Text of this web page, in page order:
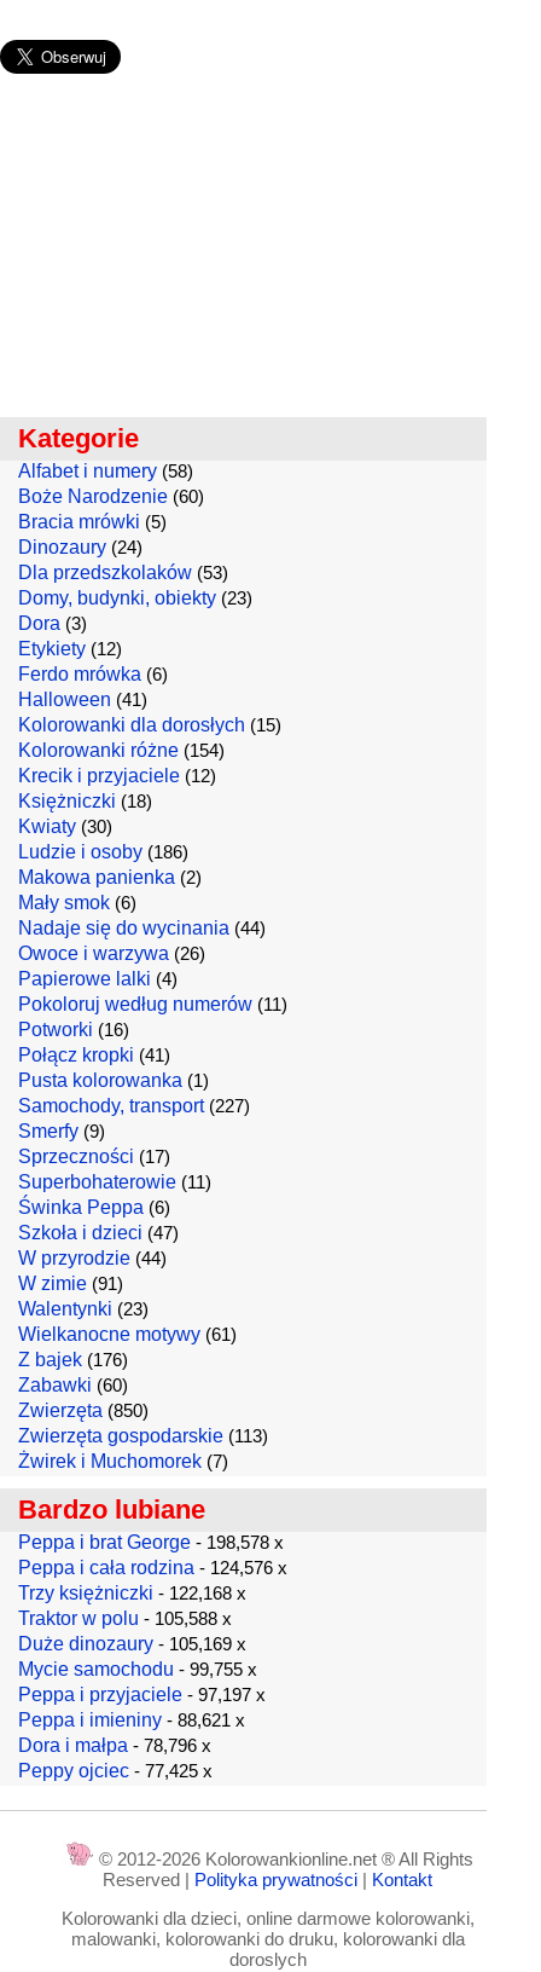
Kategorie
Alfabet i numery (58)
Boże Narodzenie (60)
Bracia mrówki (5)
Dinozaury (24)
Dla przedszkolaków (53)
Domy, budynki, obiekty (23)
Dora (3)
Etykiety (12)
Ferdo mrówka (6)
Halloween (41)
Kolorowanki dla dorosłych (15)
Kolorowanki różne (154)
Krecik i przyjaciele (12)
Księżniczki (18)
Kwiaty (30)
Ludzie i osoby (186)
Makowa panienka (2)
Mały smok (6)
Nadaje się do wycinania (44)
Owoce i warzywa (26)
Papierowe lalki (4)
Pokoloruj według numerów (11)
Potworki (16)
Połącz kropki (41)
Pusta kolorowanka (1)
Samochody, transport(227)
Smerfy (9)
Sprzeczności (17)
Superbohaterowie (11)
Świnka Peppa (6)
Szkoła i dzieci (47)
W przyrodzie (44)
W zimie (91)
Walentynki (23)
Wielkanocne motywy (61)
Z bajek (176)
Zabawki (60)
Zwierzęta (850)
Zwierzęta gospodarskie (113)
Żwirek i Muchomorek (7)
Bardzo lubiane
Peppa i brat George - 198,578 x
Peppa i cała rodzina - 124,576 x
Trzy księżniczki - 122,168 x
Traktor w polu - 105,588 x
Duże dinozaury - 105,169 x
Mycie samochodu - 99,755 x
Peppa i przyjaciele - 97,197 x
Peppa i imieniny - 88,621 x
Dora i małpa - 78,796 x
Peppy ojciec - 77,425 x
© 2012-2026 Kolorowankionline.net ® All Rights
Reserved | Polityka prywatności | Kontakt
Kolorowanki dla dzieci, online darmowe kolorowanki,
malowanki, kolorowanki do druku, kolorowanki dla
doroslych